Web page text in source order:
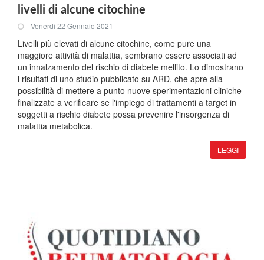
livelli di alcune citochine
Venerdi 22 Gennaio 2021
Livelli più elevati di alcune citochine, come pure una
maggiore attività di malattia, sembrano essere associati ad
un innalzamento del rischio di diabete mellito. Lo dimostrano
i risultati di uno studio pubblicato su ARD, che apre alla
possibilità di mettere a punto nuove sperimentazioni cliniche
finalizzate a verificare se l'impiego di trattamenti a target in
soggetti a rischio diabete possa prevenire l'insorgenza di
malattia metabolica.
LEGGI